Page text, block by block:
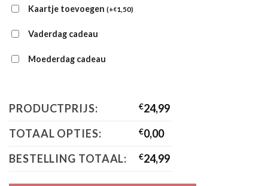
Kaartje toevoegen (+€1,50)
Vaderdag cadeau
Moederdag cadeau
PRODUCTPRIJS: €24,99
TOTAAL OPTIES:
€0,00
BESTELLING TOTAAL:
€24,99